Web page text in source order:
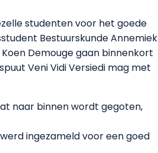
studenten voor het goede
Bestuurskunde Annemiek
Demouge gaan binnenkort
Veni Vidi Versiedi mag met
naar binnen wordt gegoten,
ingezameld voor een goed